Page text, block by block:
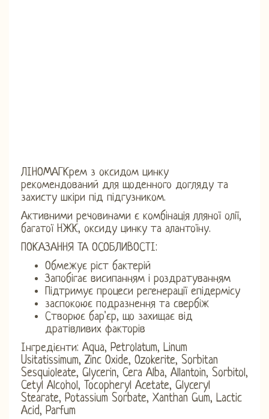
ЛІНОМАГКрем з оксидом цинку
рекомендований для щоденного догляду та
захисту шкіри під підгузником.
Активними речовинами є комбінація лляної олії,
багатої НЖК, оксиду цинку та алантоїну.
ПОКАЗАННЯ ТА ОСОБЛИВОСТІ:
Обмежує ріст бактерій
Запобігає висипанням і роздратуванням
Підтримує процеси регенерації епідермісу
заспокоює подразнення та свербіж
Створює бар'єр, що захищає від
дратівливих факторів
Інгредієнти: Aqua, Petrolatum, Linum
Usitatissimum, Zinc Oxide, Ozokerite, Sorbitan
Sesquioleate, Glycerin, Cera Alba, Allantoin, Sorbitol,
Cetyl Alcohol, Tocopheryl Acetate, Glyceryl
Stearate, Potassium Sorbate, Xanthan Gum, Lactic
Acid, Parfum